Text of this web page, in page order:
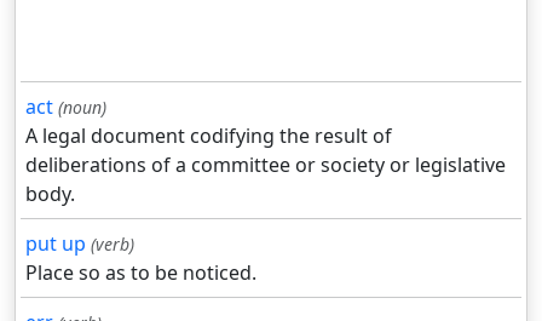
act (noun)
A legal document codifying the result of
deliberations of a committee or society or legislative
body.
put up (verb)
Place so as to be noticed.